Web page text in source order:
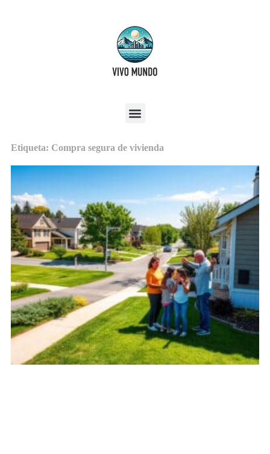
Etiqueta: Compra segura de vivienda